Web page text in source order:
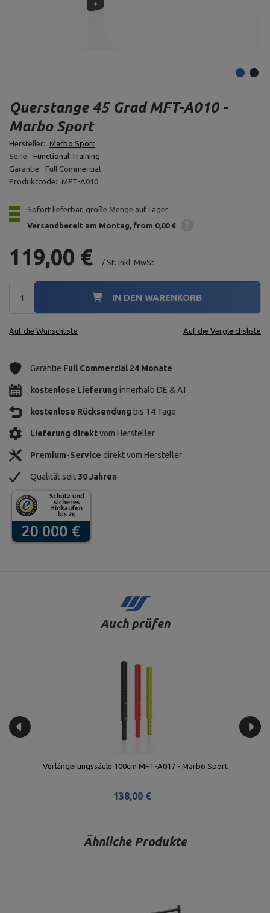
Querstange 45 Grad MFT-A010 -
Marbo Sport
Hersteller: Marbo Sport
Serie: Functional Training
Garantie:
Full Commercial
Produktcode:
MFT-A010
Sofort lieferbar, große Menge auf Lager
Versandbereit am Montag from 0,00 €
119,00 € / St. inkl. MwSt.
IN DEN WARENKORB
Auf die Wunschliste Auf die Vergleichsliste
Garantie Full Commercial 24 Monate
kostenlose Lieferung innerhalb DE & AT
kostenlose Rücksendung bis 14 Tage
Lieferung direktvom Hersteller
Premium-Service direkt vom Hersteller
Qualität seit 30 Jahren
Auch prüfen
Klimmzugstange 48mm 110cm MFT-D48-110 - Marbo Sport
71,00 €
Ähnliche Produkte